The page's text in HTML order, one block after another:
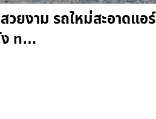
ยงาม รถใหม่สะอาดแอร์
ง n…